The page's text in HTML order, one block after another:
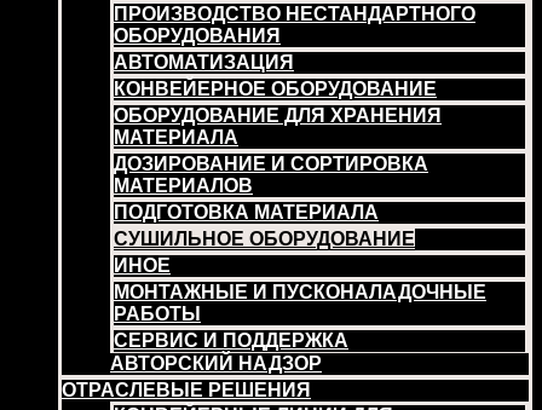
ПРОИЗВОДСТВО НЕСТАНДАРТНОГО
ОБОРУДОВАНИЯ
АВТОМАТИЗАЦИЯ
КОНВЕЙЕРНОЕ ОБОРУДОВАНИЕ
ОБОРУДОВАНИЕ ДЛЯ ХРАНЕНИЯ
МАТЕРИАЛА
ДОЗИРОВАНИЕ И СОРТИРОВКА
МАТЕРИАЛОВ
ПОДГОТОВКА МАТЕРИАЛА
СУШИЛЬНОЕ ОБОРУДОВАНИЕ
ИНОЕ
МОНТАЖНЫЕ И ПУСКОНАЛАДОЧНЫЕ
РАБОТЫ
СЕРВИС И ПОДДЕРЖКА
АВТОРСКИЙ НАДЗОР
ОТРАСЛЕВЫЕ РЕШЕНИЯ